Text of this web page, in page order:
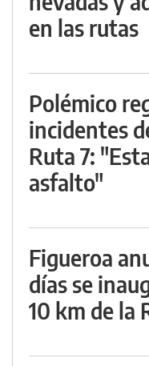
en las rutas
Polémico
incidentes
Ruta 7:
asfalto"
Figueroa
días se
10 km de la